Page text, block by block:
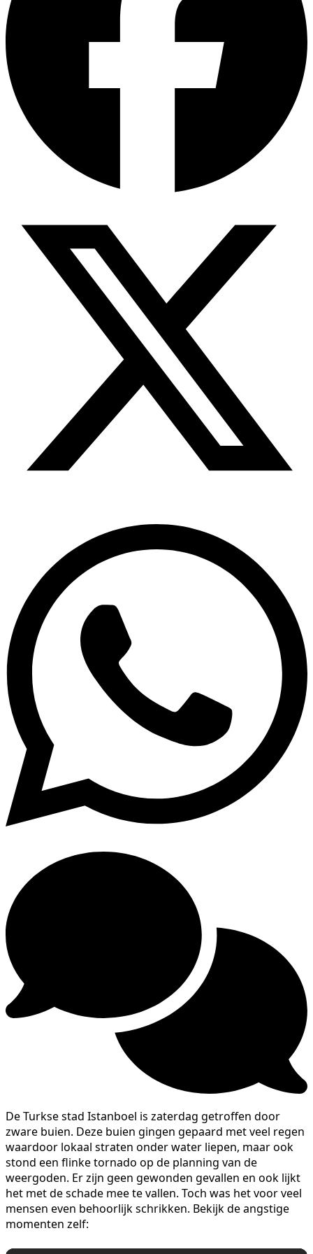
De Turkse stad Istanboel is zaterdag getroffen door
zware buien. Deze buien gingen gepaard met veel regen
waardoor lokaal straten onder water liepen, maar ook
stond een flinke tornado op de planning van de
weergoden. Er zijn geen gewonden gevallen en ook lijkt
het met de schade mee te vallen. Toch was het voor veel
mensen even behoorlijk schrikken. Bekijk de angstige
momenten zelf: